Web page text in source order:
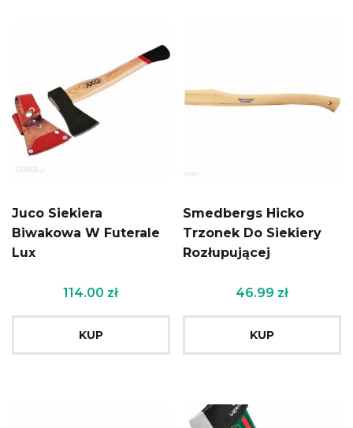
Juco Siekiera
Biwakowa W Futerale
Lux
114.00 zł
KUP
Smedbergs Hicko
Trzonek Do Siekiery
Rozłupującej
46.99 zł
KUP